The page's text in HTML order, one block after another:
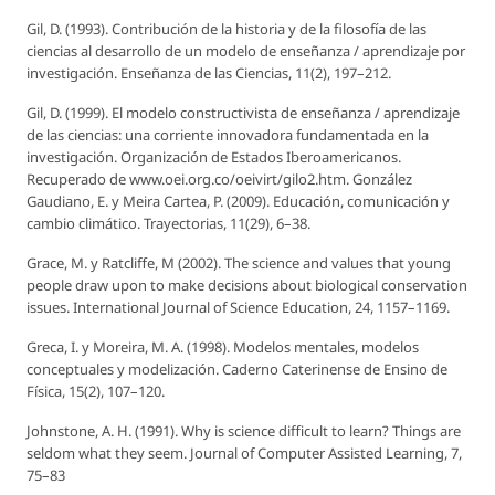
Gil, D. (1993). Contribución de la historia y de la filosofía de las
ciencias al desarrollo de un modelo de enseñanza / aprendizaje por
investigación. Enseñanza de las Ciencias, 11(2), 197–212.
Gil, D. (1999). El modelo constructivista de enseñanza / aprendizaje
de las ciencias: una corriente innovadora fundamentada en la
investigación. Organización de Estados Iberoamericanos.
Recuperado de www.oei.org.co/oeivirt/gilo2.htm. González
Gaudiano, E. y Meira Cartea, P. (2009). Educación, comunicación y
cambio climático. Trayectorias, 11(29), 6–38.
Grace, M. y Ratcliffe, M (2002). The science and values that young
people draw upon to make decisions about biological conservation
issues.International Journal of Science Education,24, 1157–1169.
Greca, I. y Moreira, M. A. (1998). Modelos mentales, modelos
conceptuales y modelización.Caderno Caterinense de Ensino de
Física, 15(2), 107–120.
Johnstone, A. H. (1991). Why is science difficult to learn? Things are
seldom what they seem. Journal of Computer Assisted Learning,7,
75–83